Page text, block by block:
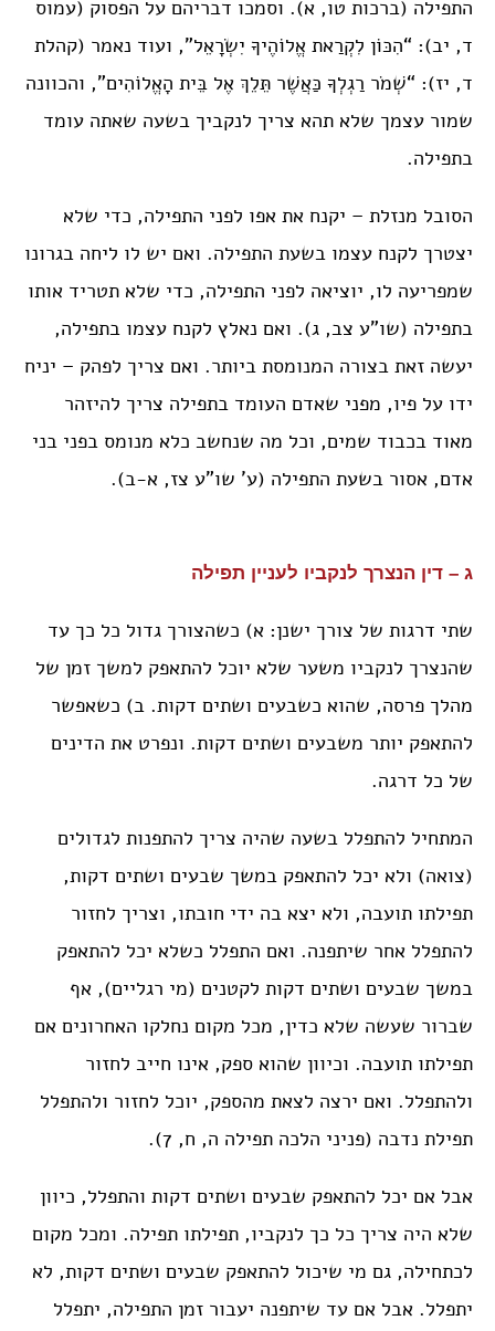
התפילה (ברכות טו, א). וסמכו דבריהם על הפסוק (עמוס
ד, יב): “הִכּוֹן לִקְרַאת אֱלוֹהֶיךָ יִשְׂרָאֵל”, ועוד נאמר (קהלת
ד, יז): “שְׁמֹר רַגְלְךָ כַּאֲשֶׁר תֵּלֵךְ אֶל בֵּית הָאֱלוֹהִים”, והכוונה
שמור עצמך שלא תהא צריך לנקביך בשעה שאתה עומד
בתפילה.
הסובל מנזלת – יקנח את אפו לפני התפילה, כדי שלא
יצטרך לקנח עצמו בשעת התפילה. ואם יש לו ליחה בגרונו
שמפריעה לו, יוציאה לפני התפילה, כדי שלא תטריד אותו
בתפילה (שו”ע צב, ג). ואם נאלץ לקנח עצמו בתפילה,
יעשה זאת בצורה המנומסת ביותר. ואם צריך לפהק – יניח
ידו על פיו, מפני שאדם העומד בתפילה צריך להיזהר
מאוד בכבוד שמים, וכל מה שנחשב כלא מנומס בפני בני
אדם, אסור בשעת התפילה (ע’ שו”ע צז, א-ב).
ג – דין הנצרך לנקביו לעניין תפילה
שתי דרגות של צורך ישנן: א) כשהצורך גדול כל כך עד
שהנצרך לנקביו משער שלא יוכל להתאפק למשך זמן של
מהלך פרסה, שהוא כשבעים ושתים דקות. ב) כשאפשר
להתאפק יותר משבעים ושתים דקות. ונפרט את הדינים
של כל דרגה.
המתחיל להתפלל בשעה שהיה צריך להתפנות לגדולים
(צואה) ולא יכל להתאפק במשך שבעים ושתים דקות,
תפילתו תועבה, ולא יצא בה ידי חובתו, וצריך לחזור
להתפלל אחר שיתפנה. ואם התפלל כשלא יכל להתאפק
במשך שבעים ושתים דקות לקטנים (מי רגליים), אף
שברור שעשה שלא כדין, מכל מקום נחלקו האחרונים אם
תפילתו תועבה. וכיוון שהוא ספק, אינו חייב לחזור
ולהתפלל. ואם ירצה לצאת מהספק, יוכל לחזור ולהתפלל
תפילת נדבה (פניני הלכה תפילה ה, ח, 7).
אבל אם יכל להתאפק שבעים ושתים דקות והתפלל, כיוון
שלא היה צריך כל כך לנקביו, תפילתו תפילה. ומכל מקום
לכתחילה, גם מי שיכול להתאפק שבעים ושתים דקות, לא
יתפלל. אבל אם עד שיתפנה יעבור זמן התפילה, יתפלל